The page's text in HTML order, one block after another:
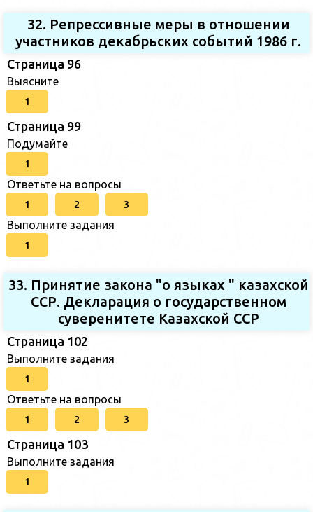
32. Репрессивные меры в отношении
участников декабрьских событий 1986 г.
Страница 96
Выясните
1
Страница 99
Подумайте
1
Ответьте на вопросы
1 2 3
Выполните задания
1
33. Принятие закона "о языках " казахской
ССР. Декларация о государственном
суверенитете Казахской ССР
Страница 102
Выполните задания
1
Ответьте на вопросы
1 2 3
Страница 103
Выполните задания
1